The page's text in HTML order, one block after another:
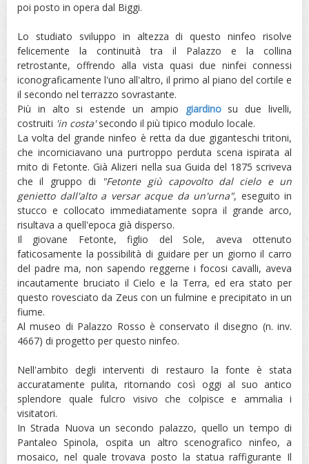
poi posto in opera dal Biggi.
Lo studiato sviluppo in altezza di questo ninfeo risolve
felicemente la continuità tra il Palazzo e la collina
retrostante, offrendo alla vista quasi due ninfei connessi
iconograficamente l'uno all'altro, il primo al piano del cortile e
il secondo nel terrazzo sovrastante.
Più in alto si estende un ampio giardino su due livelli,
costruiti 'in costa'secondo il più tipico modulo locale.
La volta del grande ninfeo è retta da due giganteschi tritoni,
che incorniciavano una purtroppo perduta scena ispirata al
mito di Fetonte. Già Alizeri nella sua Guida del 1875 scriveva
che il gruppo di
"Fetonte giù capovolto dal cielo e un
genietto dall'alto a versar acque da un'urna", eseguito in
stucco e collocato immediatamente sopra il grande arco,
risultava a quell'epoca già disperso.
Il giovane Fetonte, figlio del Sole, aveva ottenuto
faticosamente la possibilità di guidare per un giorno il carro
del padre ma, non sapendo reggerne i focosi cavalli, aveva
incautamente bruciato il Cielo e la Terra, ed era stato per
questo rovesciato da Zeus con un fulmine e precipitato in un
fiume.
Al museo di Palazzo Rosso è conservato il disegno (n. inv.
4667) di progetto per questo ninfeo.
Nell'ambito degli interventi di restauro la fonte è stata
accuratamente pulita, ritornando così oggi al suo antico
splendore quale fulcro visivo che colpisce e ammalia i
visitatori.
In Strada Nuova un secondo palazzo, quello un tempo di
Pantaleo Spinola, ospita un altro scenografico ninfeo, a
mosaico, nel quale trovava posto la statua raffigurante Il